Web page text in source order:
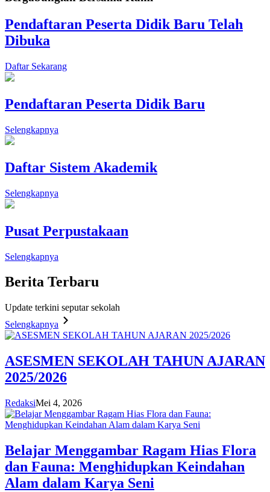
Pendaftaran Peserta Didik Baru Telah
Dibuka
Daftar Sekarang
Pendaftaran Peserta Didik Baru
Selengkapnya
Daftar Sistem Akademik
Selengkapnya
Pusat Perpustakaan
Selengkapnya
Berita Terbaru
Update terkini seputar sekolah
Selengkapnya
ASESMEN SEKOLAH TAHUN AJARAN
2025/2026
RedaksiMei 4, 2026
Belajar Menggambar Ragam Hias Flora
dan Fauna: Menghidupkan Keindahan
Alam dalam Karya Seni